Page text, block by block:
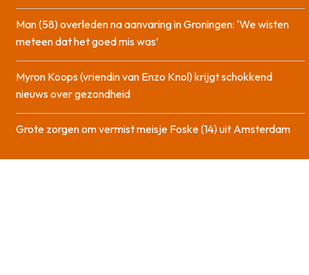
Man (58) overleden na aanvaring in Groningen: ‘We wisten
meteen dat het goed mis was’
Myron Koops (vriendin van Enzo Knol) krijgt schokkend
nieuws over gezondheid
Grote zorgen om vermist meisje Foske (14) uit Amsterdam